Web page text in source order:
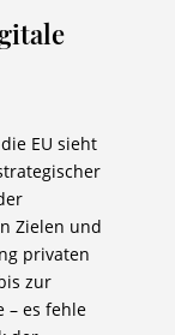
EU sieht
Zielen und
privaten
zur
– es fehle